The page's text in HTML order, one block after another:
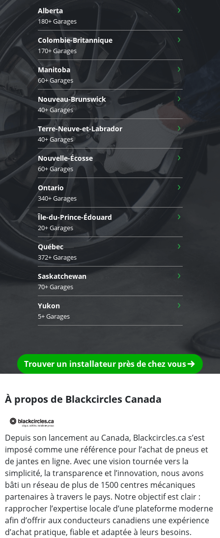
Alberta
180+ Garages
›
Colombie-Britannique
170+ Garages
›
Manitoba
60+ Garages
›
Nouveau-Brunswick
40+ Garages
›
Terre-Neuve-et-Labrador
40+ Garages
›
Nouvelle-Écosse
60+ Garages
›
Ontario
340+ Garages
›
Île-du-Prince-Édouard
20+ Garages
›
Québec
372+ Garages
›
Saskatchewan
70+ Garages
›
Yukon
5+ Garages
›
Trouver un installateur près de chez vous
À propos de Blackcircles Canada
Depuis son lancement au Canada, Blackcircles.ca s’est
imposé comme une référence pour l’achat de pneus et
de jantes en ligne. Avec une vision tournée vers la
simplicité, la transparence et l’innovation, nous avons
bâti un réseau de plus de 1500 centres mécaniques
partenaires à travers le pays. Notre objectif est clair :
rapprocher l’expertise locale d’une plateforme moderne
afin d’offrir aux conducteurs canadiens une expérience
d’achat pratique, fiable et adaptée à leurs besoins.